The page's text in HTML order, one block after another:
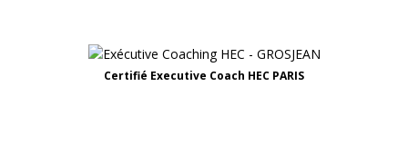
Certifié Executive Coach HEC PARIS